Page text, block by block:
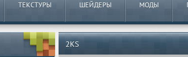
ТЕКСТУРЫ ШЕЙДЕРЫ МОДЫ
2KS